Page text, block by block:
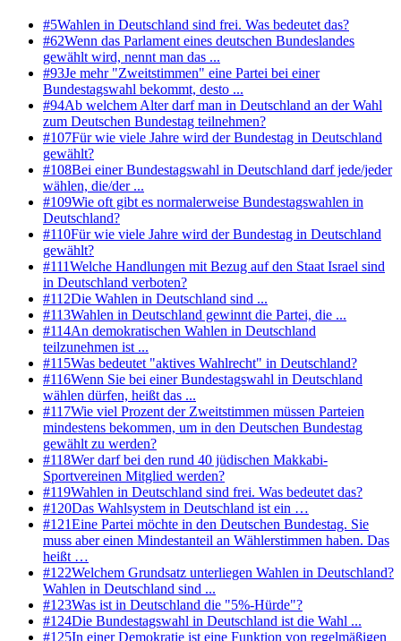
#5Wahlen in Deutschland sind frei. Was bedeutet das?
#62Wenn das Parlament eines deutschen Bundeslandes
gewählt wird, nennt man das ...
#93Je mehr "Zweitstimmen" eine Partei bei einer
Bundestagswahl bekommt, desto ...
#94Ab welchem Alter darf man in Deutschland an der Wahl
zum Deutschen Bundestag teilnehmen?
#107Für wie viele Jahre wird der Bundestag in Deutschland
gewählt?
#108Bei einer Bundestagswahl in Deutschland darf jede/jeder
wählen, die/der ...
#109Wie oft gibt es normalerweise Bundestagswahlen in
Deutschland?
#110Für wie viele Jahre wird der Bundestag in Deutschland
gewählt?
#111Welche Handlungen mit Bezug auf den Staat Israel sind
in Deutschland verboten?
#112Die Wahlen in Deutschland sind ...
#113Wahlen in Deutschland gewinnt die Partei, die ...
#114An demokratischen Wahlen in Deutschland
teilzunehmen ist ...
#115Was bedeutet "aktives Wahlrecht" in Deutschland?
#116Wenn Sie bei einer Bundestagswahl in Deutschland
wählen dürfen, heißt das ...
#117Wie viel Prozent der Zweitstimmen müssen Parteien
mindestens bekommen, um in den Deutschen Bundestag
gewählt zu werden?
#118Wer darf bei den rund 40 jüdischen Makkabi-
Sportvereinen Mitglied werden?
#119Wahlen in Deutschland sind frei. Was bedeutet das?
#120Das Wahlsystem in Deutschland ist ein …
#121Eine Partei möchte in den Deutschen Bundestag. Sie
muss aber einen Mindestanteil an Wählerstimmen haben. Das
heißt …
#122Welchem Grundsatz unterliegen Wahlen in Deutschland?
Wahlen in Deutschland sind ...
#123Was ist in Deutschland die "5%-Hürde"?
#124Die Bundestagswahl in Deutschland ist die Wahl ...
#125In einer Demokratie ist eine Funktion von regelmäßigen